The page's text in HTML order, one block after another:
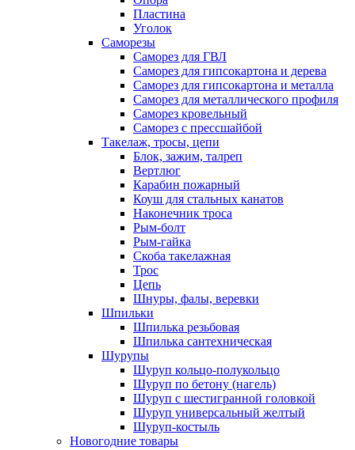
Пластина
Уголок
Саморезы
Саморез для ГВЛ
Саморез для гипсокартона и дерева
Саморез для гипсокартона и металла
Саморез для металлического профиля
Саморез кровельный
Саморез с прессшайбой
Такелаж, тросы, цепи
Блок, зажим, талреп
Вертлюг
Карабин пожарный
Коуш для стальных канатов
Наконечник троса
Рым-болт
Рым-гайка
Скоба такелажная
Трос
Цепь
Шнуры, фалы, веревки
Шпильки
Шпилька резьбовая
Шпилька сантехническая
Шурупы
Шуруп кольцо-полукольцо
Шуруп по бетону (нагель)
Шуруп с шестигранной головкой
Шуруп универсальный желтый
Шуруп-костыль
Новогодние товары